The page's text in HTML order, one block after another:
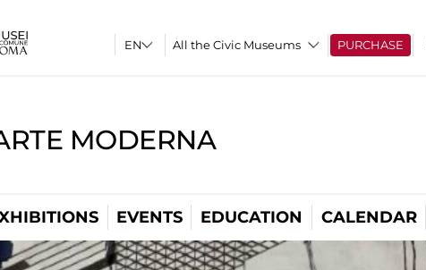
All the Civic Museums PURCHASE
MODERNA
EVENTS EDUCATION CALENDAR